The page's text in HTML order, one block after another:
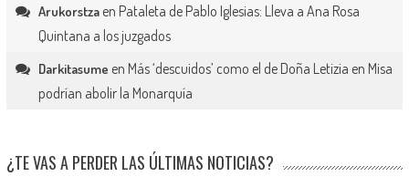
Arukorstzaen Pataleta de Pablo Iglesias: Lleva a Ana Rosa
Quintana a los juzgados
Darkitasume en Más ‘descuidos’ como el de Doña Letizia en Misa
podrían abolir la Monarquía
¿TE VAS A PERDER LAS ÚLTIMAS NOTICIAS?